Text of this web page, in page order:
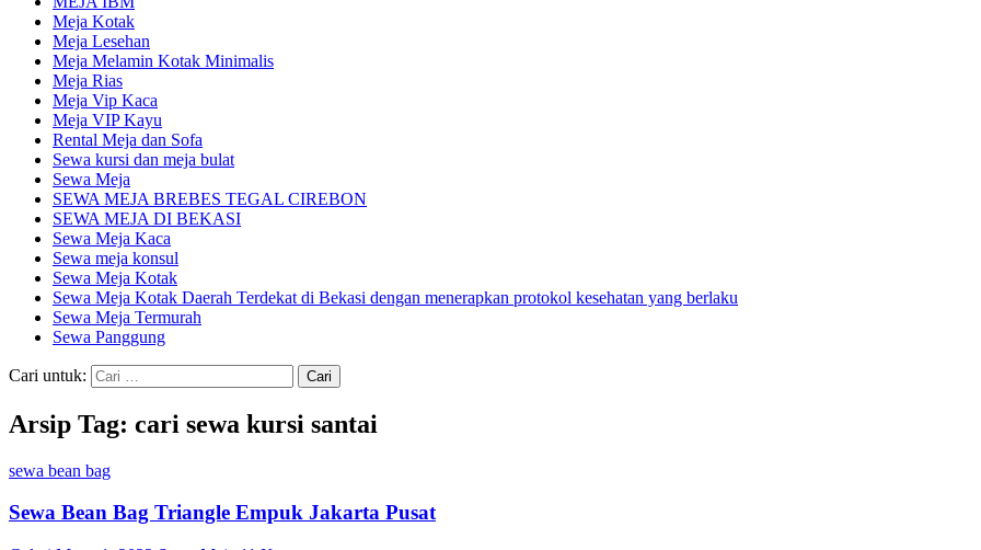
Meja Kotak
Meja Lesehan
Meja Melamin Kotak Minimalis
Meja Rias
Meja Vip Kaca
Meja VIP Kayu
Rental Meja dan Sofa
Sewa kursi dan meja bulat
Sewa Meja
SEWA MEJA BREBES TEGAL CIREBON
SEWA MEJA DI BEKASI
Sewa Meja Kaca
Sewa meja konsul
Sewa Meja Kotak
Sewa Meja Kotak Daerah Terdekat di Bekasi dengan menerapkan protokol kesehatan yang berlaku
Sewa Meja Termurah
Sewa Panggung
Cari untuk:
Arsip Tag: cari sewa kursi santai
sewa bean bag
Sewa Bean Bag Triangle Empuk Jakarta Pusat